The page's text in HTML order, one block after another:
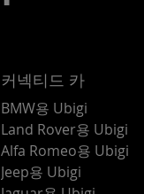
커넥티드 카
BMW용 Ubigi
Land Rover용 Ubigi
Alfa Romeo용 Ubigi
Jeep용 Ubigi